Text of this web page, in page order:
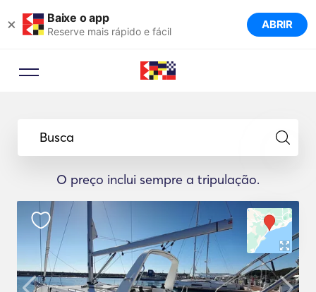
× Baixe o app
Reserve mais rápido e fácil ABRIR
Busca
O preço inclui sempre a tripulação.